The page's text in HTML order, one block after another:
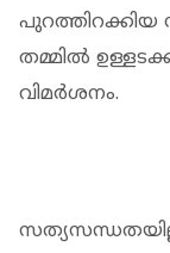
തമ്മില്‍
വിമര്‍ശനം.